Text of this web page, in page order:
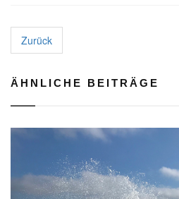
Zurück
ÄHNLICHE BEITRÄGE